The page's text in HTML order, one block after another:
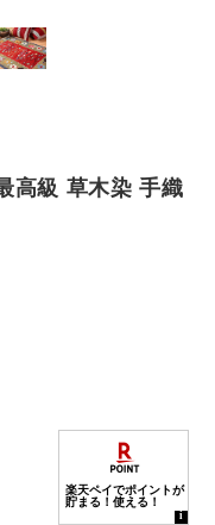
高級 草木染 手織